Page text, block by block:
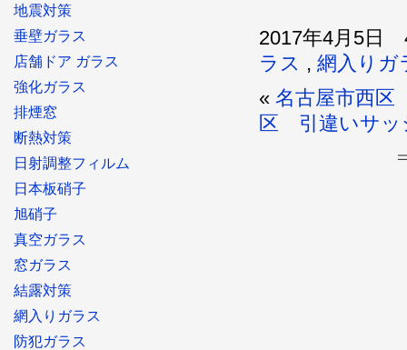
2017年4月5日
ラス , 網入りガ
« 名古屋市西
区 引違いサッ
地震対策
垂壁ガラス
店舗ドア ガラス
強化ガラス
排煙窓
断熱対策
日射調整フィルム
日本板硝子
旭硝子
真空ガラス
窓ガラス
結露対策
網入りガラス
防犯ガラス